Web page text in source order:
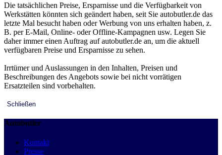
Die tatsächlichen Preise, Ersparnisse und die Verfügbarkeit von
Werkstätten könnten sich geändert haben, seit Sie autobutler.de das
letzte Mal besucht haben oder Werbung von uns erhalten haben, z.
B. per E-Mail, Online- oder Offline-Kampagnen usw. Legen Sie
daher immer einen Auftrag auf autobutler.de an, um die aktuell
verfügbaren Preise und Ersparnisse zu sehen.
Irrtümer und Auslassungen in den Inhalten, Preisen und
Beschreibungen des Angebots sowie bei nicht vorrätigen
Ersatzteilen sind vorbehalten.
Schließen
Autobutler
Kontakt
Presse